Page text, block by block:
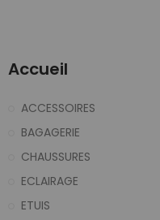
Accueil
ACCESSOIRES
BAGAGERIE
CHAUSSURES
ECLAIRAGE
ETUIS